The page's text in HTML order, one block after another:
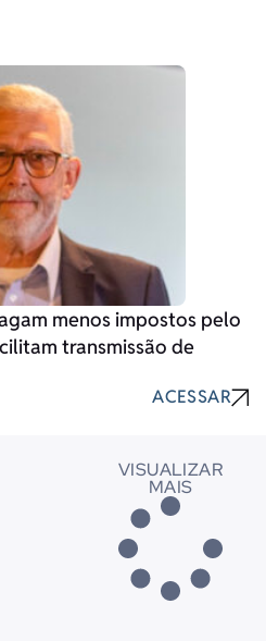
menos impostos pelo
transmissão de
ACESSAR
VISUALIZAR
MAIS